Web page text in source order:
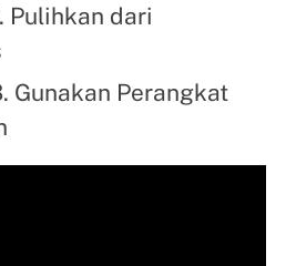
Pulihkan dari
Gunakan Perangkat